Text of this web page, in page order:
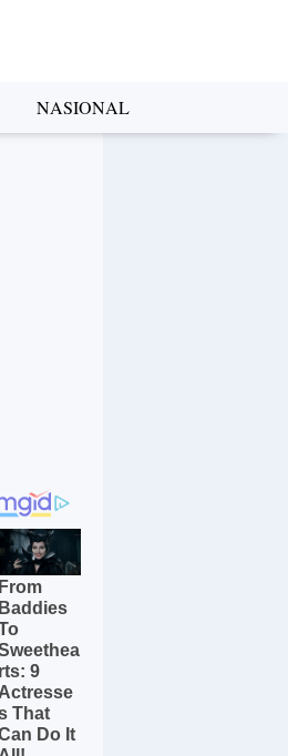
NASIONAL